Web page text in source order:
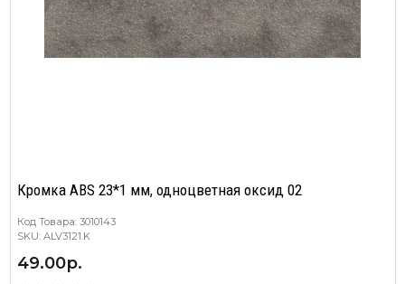
Кромка ABS 23*1 мм, одноцветная оксид 02
Код Товара: 3010143
SKU: ALV3121.K
49.00р.